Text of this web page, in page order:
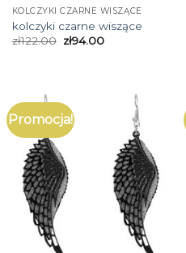
KOLCZYKI CZARNE WISZĄCE
kolczyki czarne wiszące
zł122.00 zł94.00
Promocja!